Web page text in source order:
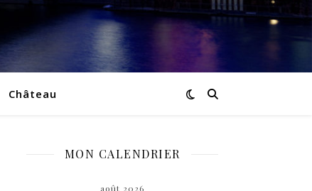
Château
MON CALENDRIER
août 2026